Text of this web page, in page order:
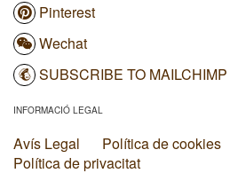
Pinterest
Wechat
SUBSCRIBE TO
INFORMACIÓ LEGAL
Avís Legal
Política de cookies
Política de privacitat